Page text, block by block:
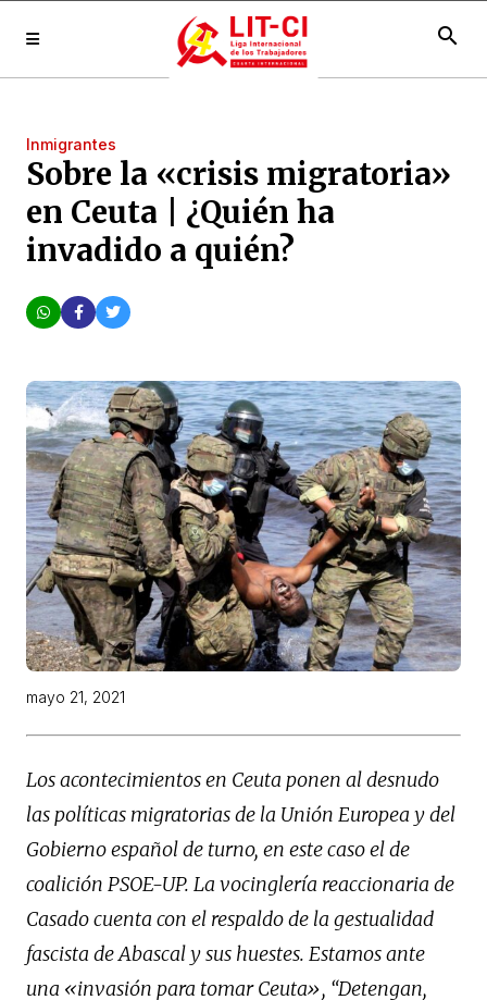
search
Inmigrantes
Sobre la «crisis migratoria»
en Ceuta | ¿Quién ha
invadido a quién?
mayo 21, 2021
Los acontecimientos en Ceuta ponen al desnudo
las políticas migratorias de la Unión Europea y del
Gobierno español de turno, en este caso el de
coalición PSOE-UP. La vocinglería reaccionaria de
Casado cuenta con el respaldo de la gestualidad
fascista de Abascal y sus huestes. Estamos ante
una «invasión para tomar Ceuta», “Detengan,